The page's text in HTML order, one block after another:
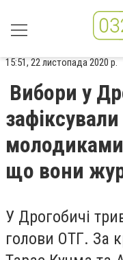
15:51, 22 листопада 2020 р.
Вибори у
що вони
У Дрогобичі
голови ОТГ. За